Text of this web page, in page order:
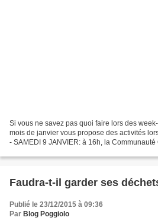
Si vous ne savez pas quoi faire lors des
mois de janvier vous propose des activités
- SAMEDI 9 JANVIER: à 16h, la Communauté
Faudra-t-il garder ses
Publié le 23/12/2015 à 09:36
Par Blog Poggiolo